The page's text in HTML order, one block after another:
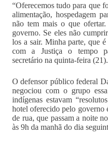
“Oferecemos tudo para que
alimentação, hospedagem
não tem mais o que
governo. Se eles não
los a sair. Minha parte, que
com a Justiça o tempo
secretário na quinta-feira (21).
O defensor público federal
negociou com o grupo
indígenas estavam
hotel oferecido pelo governo
de rua, que passam a noite
às 9h da manhã do dia